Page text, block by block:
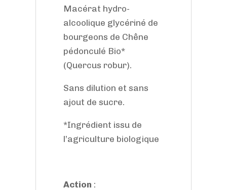
Macérat hydro-
alcoolique glycériné de
bourgeons de Chêne
pédonculé Bio*
(Quercus robur).
Sans dilution et sans
ajout de sucre.
*Ingrédient issu de
l’agriculture biologique
Action :